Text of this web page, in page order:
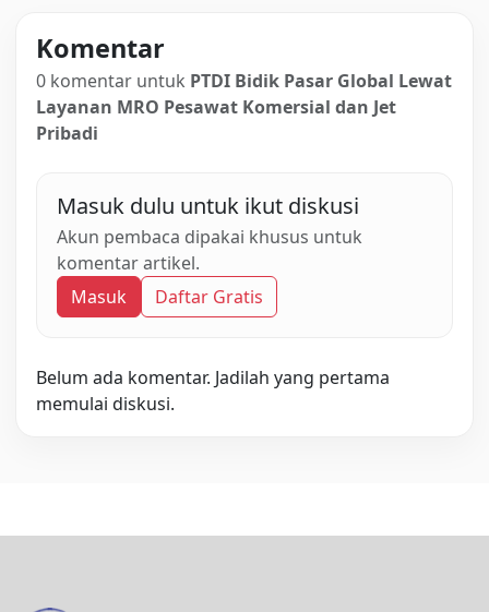
Komentar
0 komentar untuk PTDI Bidik Pasar Global Lewat
Layanan MRO Pesawat Komersial dan Jet
Pribadi
Masuk dulu untuk ikut diskusi
Akun pembaca dipakai khusus untuk
komentar artikel.
Masuk
Daftar Gratis
Belum ada komentar. Jadilah yang pertama
memulai diskusi.